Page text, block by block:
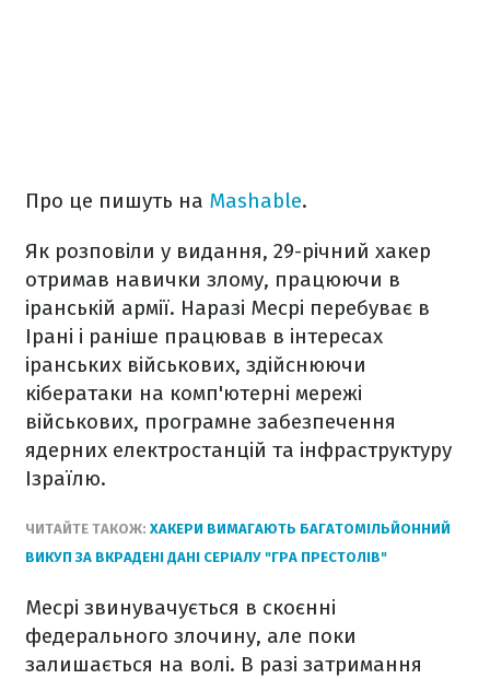
Про це пишуть на Mashable.
Як розповіли у видання, 29-річний хакер
отримав навички злому, працюючи в
іранській армії. Наразі Месрі перебуває в
Ірані і раніше працював в інтересах
іранських військових, здійснюючи
кібератаки на комп'ютерні мережі
військових, програмне забезпечення
ядерних електростанцій та інфраструктуру
Ізраїлю.
ЧИТАЙТЕ ТАКОЖ: ХАКЕРИ ВИМАГАЮТЬ БАГАТОМІЛЬЙОННИЙ
ВИКУП ЗА ВКРАДЕНІ ДАНІ СЕРІАЛУ "ГРА ПРЕСТОЛІВ"
Месрі звинувачується в скоєнні
федерального злочину, але поки
залишається на волі. В разі затримання